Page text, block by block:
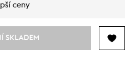
ceny
SKLADEM